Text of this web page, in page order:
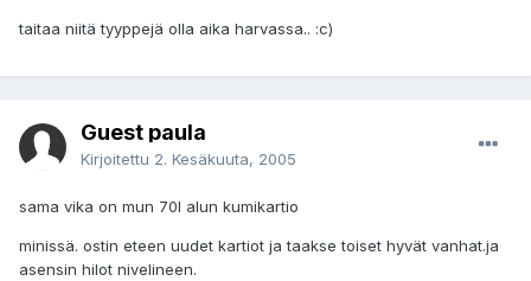
taitaa niitä tyyppejä olla aika harvassa.. :c)
Guest paula
Kirjoitettu 2. Kesäkuuta, 2005
sama vika on mun 70l alun kumikartio
minissä. ostin eteen uudet kartiot ja taakse toiset hyvät vanhat.ja
asensin hilot nivelineen.